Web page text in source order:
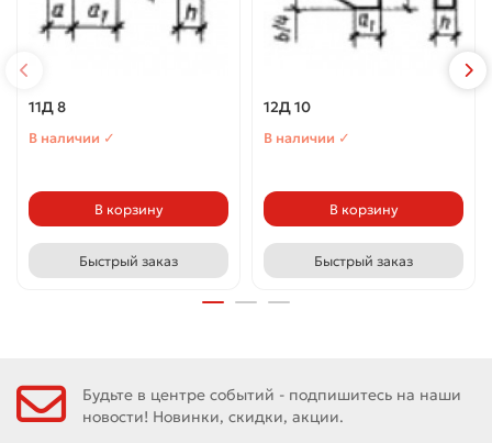
11Д 8
В наличии ✓
В корзину
Быстрый заказ
12Д 10
В наличии ✓
В корзину
Быстрый заказ
Будьте в центре событий - подпишитесь на наши
новости! Новинки, скидки, акции.